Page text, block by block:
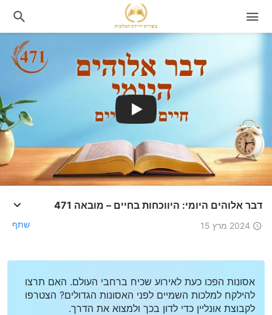
דבר אלוהים היומי: היווכחות בחיים – מובאה 471
2024 מרץ 15 שתף
אסונות הפכו כעת לאירוע שכיח ברחבי העולם. האם תרצו
להילקח למלכות השמיים לפני האסונות הגדולים? הצטרפו
לקבוצת אונליין כדי לדון בכך ולמצוא את הדרך.